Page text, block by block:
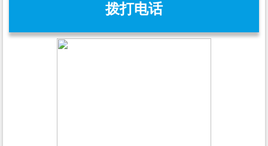
拨打电话